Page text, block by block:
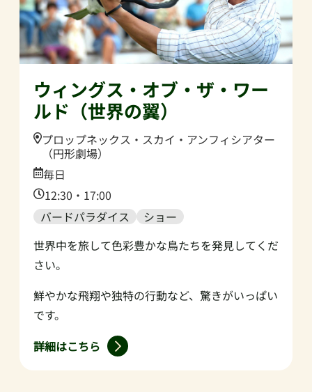
ウィングス・オブ・ザ・ワー
ルド（世界の翼）
Location:
プロップネックス・スカイ・アンフィシアター
（円形劇場）
Date:
毎日
Time:
12:30・17:00
バードパラダイス
ショー
世界中を旅して色彩豊かな鳥たちを発見してくだ
さい。
鮮やかな飛翔や独特の行動など、驚きがいっぱい
です。
詳細はこちら